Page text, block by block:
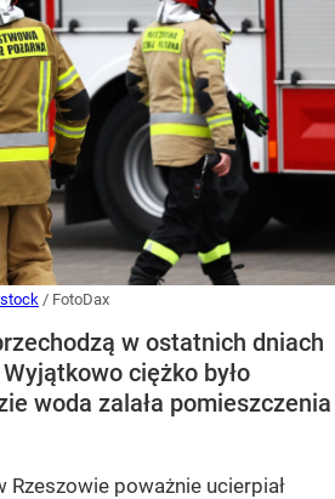
/ FotoDax
w ostatnich dniach
ciężko było
woda zalała pomieszczenia
poważnie ucierpiał